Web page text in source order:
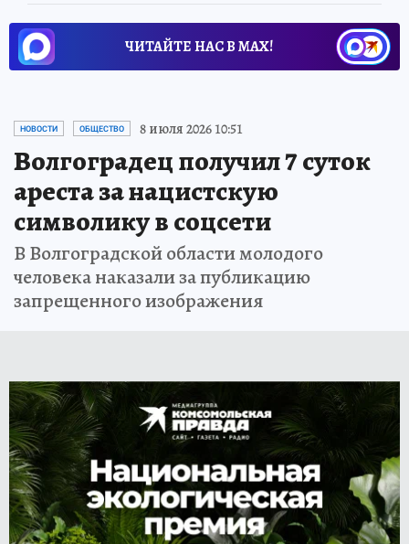
ЧИТАЙТЕ НАС В МАХ!
НОВОСТИ ОБЩЕСТВО 8 июля 2026 10:51
Волгоградец получил 7 суток
ареста за нацистскую
символику в соцсети
В Волгоградской области молодого
человека наказали за публикацию
запрещенного изображения